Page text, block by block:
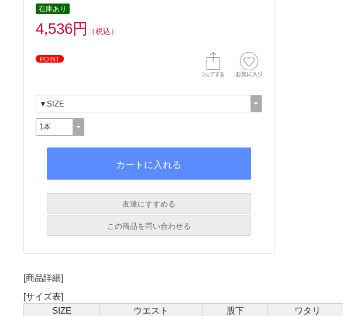
在庫あり
4,536円 （税込）
POINT
友達にすすめる
必須
この商品を問い合わせる
[商品詳細]
[サイズ表]
SIZE
ウエスト 股下
ワタリ